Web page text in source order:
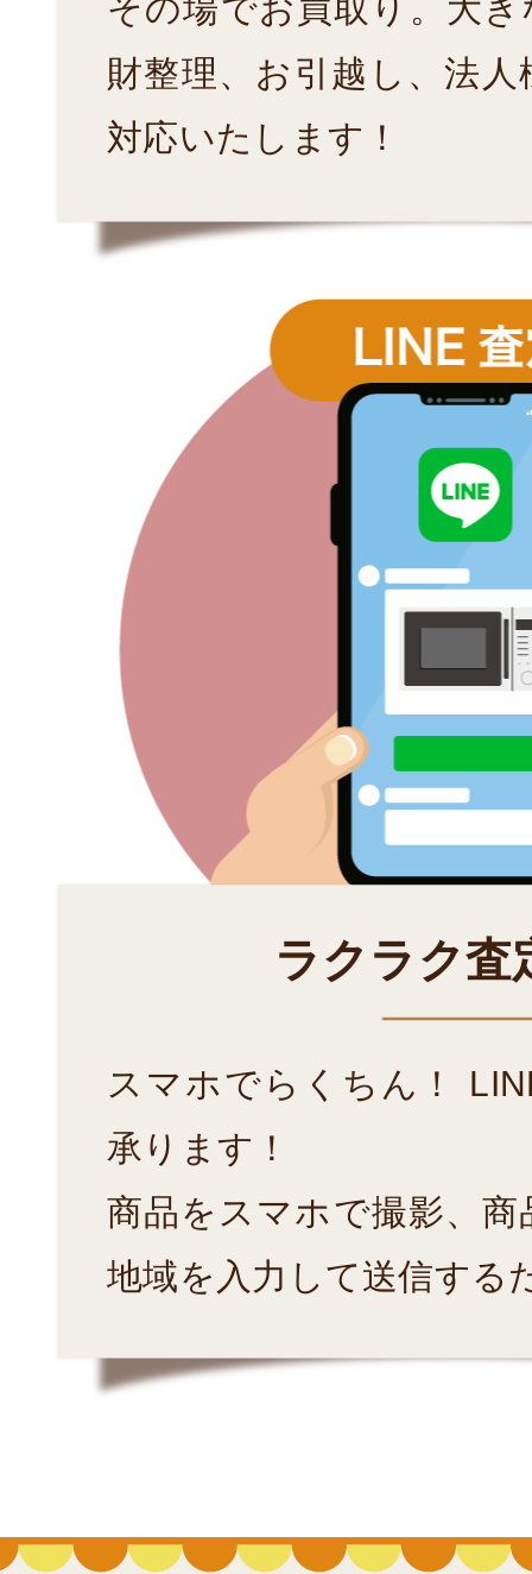
その場でお買取り。大
財整理、お引越し、法
対応いたします！
ラクラク査
スマホでらくちん！
承ります！
商品をスマホで撮影、
地域を入力して送信する